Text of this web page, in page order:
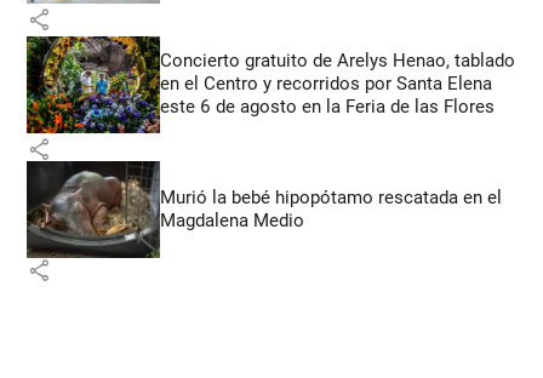
share
Concierto gratuito de Arelys Henao, tablado
en el Centro y recorridos por Santa Elena
este 6 de agosto en la Feria de las Flores
share
Murió la bebé hipopótamo rescatada en el
Magdalena Medio
share